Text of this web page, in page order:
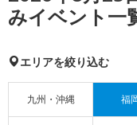
みイベント一
エリアを絞り込む
九州・沖縄 福